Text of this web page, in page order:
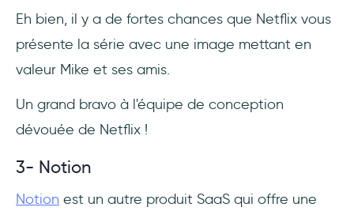
Eh bien, il y a de fortes chances que Netflix vous
présente la série avec une image mettant en
valeur Mike et ses amis.
Un grand bravo à l'équipe de conception
dévouée de Netflix !
3- Notion
Notion est un autre produit SaaS qui offre une